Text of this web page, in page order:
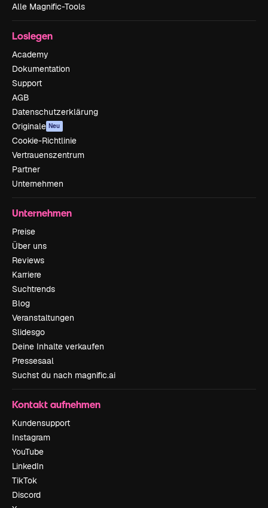
Alle Magnific-Tools
Loslegen
Academy
Dokumentation
Support
AGB
Datenschutzerklärung
Originale Neu
Cookie-Richtlinie
Vertrauenszentrum
Partner
Unternehmen
Unternehmen
Preise
Über uns
Reviews
Karriere
Suchtrends
Blog
Veranstaltungen
Slidesgo
Deine Inhalte verkaufen
Pressesaal
Suchst du nach magnific.ai
Kontakt aufnehmen
Kundensupport
Instagram
YouTube
LinkedIn
TikTok
Discord